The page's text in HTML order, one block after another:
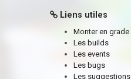
Liens utiles
Monter en grade
Les builds
Les events
Les bugs
Les suggestions